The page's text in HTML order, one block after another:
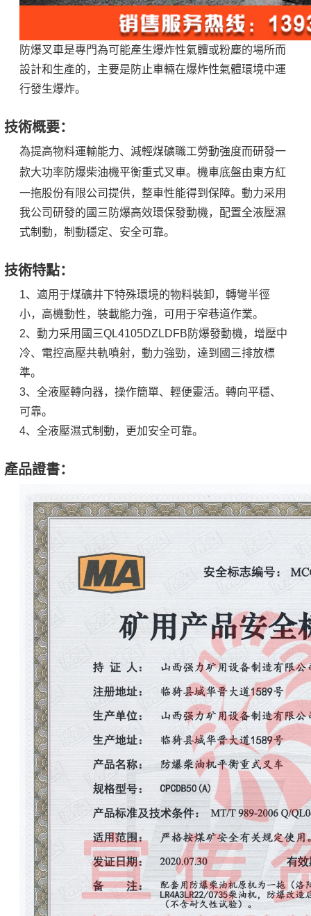
防爆叉車是專門為可能產生爆炸性氣體或粉塵的場所而
設計和生產的，主要是防止車輛在爆炸性氣體環境中運
行發生爆炸。
技術概要：
為提高物料運輸能力、減輕煤礦職工勞動強度而研發一
款大功率防爆柴油機平衡重式叉車。機車底盤由東方紅
一拖股份有限公司提供，整車性能得到保障。動力采用
我公司研發的國三防爆高效環保發動機，配置全液壓濕
式制動，制動穩定、安全可靠。
技術特點：
1、適用于煤礦井下特殊環境的物料裝卸，轉彎半徑
小，高機動性，裝載能力強，可用于窄巷道作業。
2、動力采用國三QL4105DZLDFB防爆發動機，增壓中
冷、電控高壓共軌噴射，動力強勁，達到國三排放標
準。
3、全液壓轉向器，操作簡單、輕便靈活。轉向平穩、
可靠。
4、全液壓濕式制動，更加安全可靠。
產品證書：